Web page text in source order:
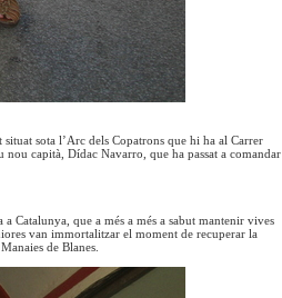
sota l’Arc dels Copatrons que hi ha al Carrer
capità, Dídac Navarro, que ha passat a comandar
a Catalunya, que a més a més a sabut mantenir vives
van immortalitzar el moment de recuperar la
de Blanes.